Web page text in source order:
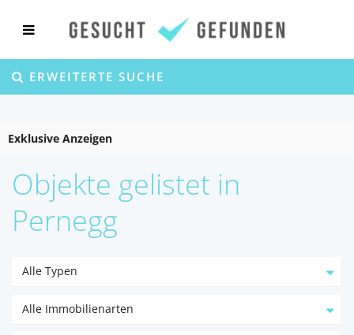
ERWEITERTE SUCHE
Exklusive Anzeigen
Objekte gelistet in
Pernegg
Alle Typen
Alle Immobilienarten